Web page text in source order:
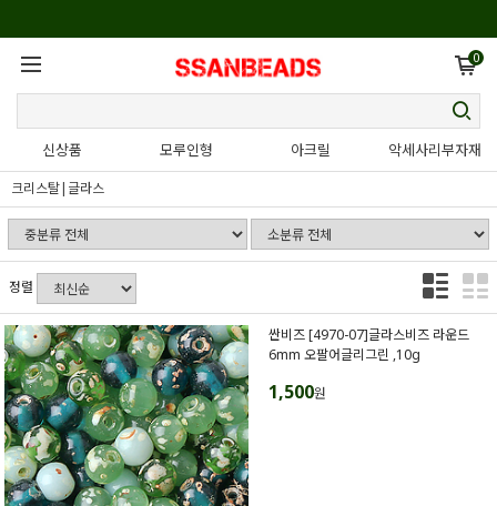
0
신상품 모루인형 아크릴 악세사리부자재
크리스탈|글라스
정렬
싼비즈 [4970-07]글라스비즈 라운드
6mm 오팔어글리그린 ,10g
1,500원